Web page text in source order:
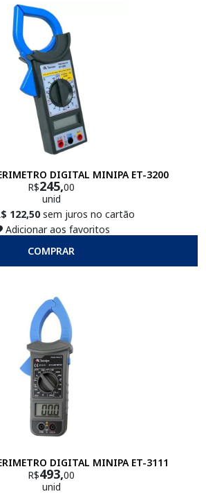
DIGITAL MINIPA ET-3200
R$245,00
unid
122,50 sem juros no cartão
Adicionar aos favoritos
COMPRAR
DIGITAL MINIPA ET-3111
R$493,00
unid